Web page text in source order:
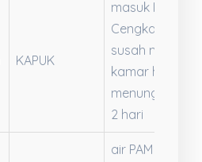
KAPUK
masuk IGD
Cengkareng
susah
kamar harus
menunggu
2 hari
air PAM sering